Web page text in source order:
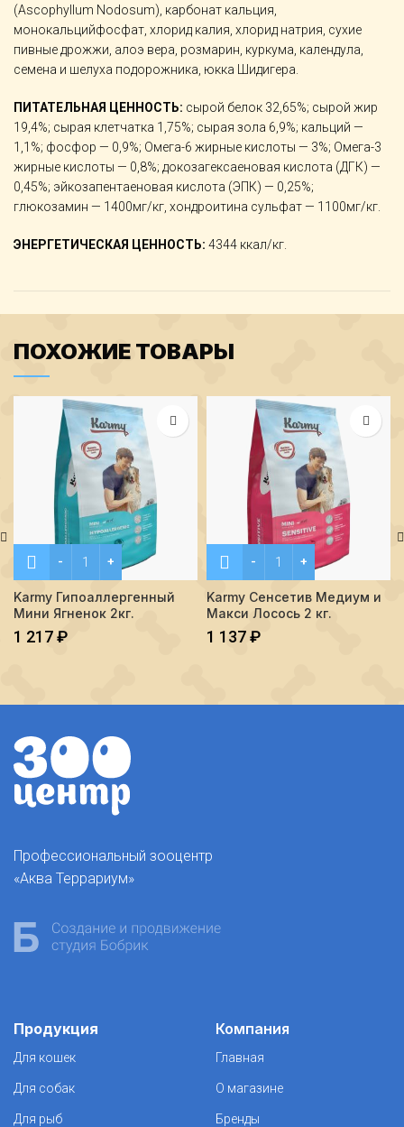
(Ascophyllum Nodosum), карбонат кальция,
монокальцийфосфат, хлорид калия, хлорид натрия, сухие
пивные дрожжи, алоэ вера, розмарин, куркума, календула,
семена и шелуха подорожника, юкка Шидигера.
ПИТАТЕЛЬНАЯ ЦЕННОСТЬ: сырой белок 32,65%; сырой жир
19,4%; сырая клетчатка 1,75%; сырая зола 6,9%; кальций —
1,1%; фосфор — 0,9%; Омега-6 жирные кислоты — 3%; Омега-3
жирные кислоты — 0,8%; докозагексаеновая кислота (ДГК) —
0,45%; эйкозапентаеновая кислота (ЭПК) — 0,25%;
глюкозамин — 1400мг/кг, хондроитина сульфат — 1100мг/кг.
ЭНЕРГЕТИЧЕСКАЯ ЦЕННОСТЬ: 4344 ккал/кг.
ПОХОЖИЕ ТОВАРЫ
Количество Karmy Гипоаллергенный Мини Ягненок 2кг.
Karmy Гипоаллергенный
Мини Ягненок 2кг.
1 217₽
Количество Karmy
Karmy Сенсетив Медиум и
Макси Лосось 2 кг.
1 137₽
Профессиональный зооцентр
«Аква Террариум»
Продукция
Для кошек
Для собак
Для рыб
Компания
Главная
О магазине
Бренды